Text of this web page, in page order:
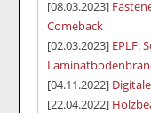
[08.03.2023]
Comeback
[02.03.2023] EPLF:
[04.11.2022]
[22.04.2022]